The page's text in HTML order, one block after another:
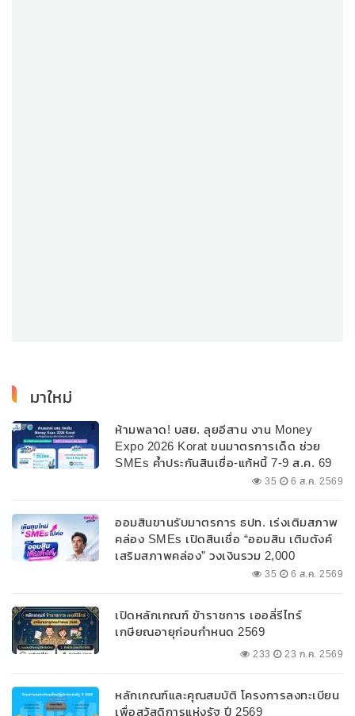
มาใหม่
ห้ามพลาด! บสย. ลุยอีสาน งาน Money
Expo 2026 Korat ขนมาตรการเด็ด ช่วย
SMEs ค้ำประกันสินเชื่อ-แก้หนี้ 7-9 ส.ค. 69
35 6 ส.ค. 2569
ออมสินขานรับมาตรการ ธปท. เร่งเติมสภาพ
คล่อง SMEs เปิดสินเชื่อ “ออมสิน เติมตังค์
เสริมสภาพคล่อง” วงเงินรวม 2,000
ลบ.สนับสนุนเงินทุนหมุนเวียนวงเงินกู้สูงสุด
35 6 ส.ค. 2569
เปิดหลักเกณฑ์ ข้าราชการ เออลี่รีไทร์
เกษียณอายุก่อนกำหนด 2569
233 23 ก.ค. 2569
หลักเกณฑ์และคุณสมบัติ โครงการลงทะเบียน
เพื่อสวัสดิการแห่งรัฐ ปี 2569